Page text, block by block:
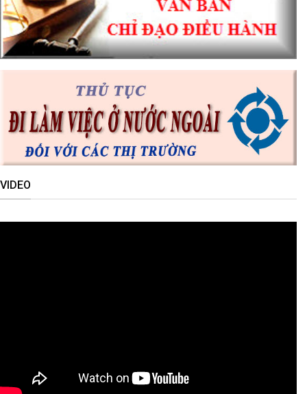
VIDEO